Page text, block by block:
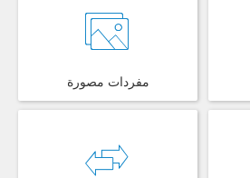
مفردات مصورة